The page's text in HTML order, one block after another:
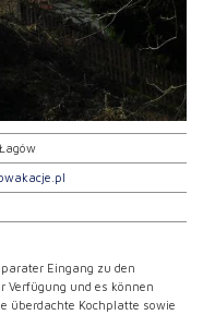
Eingang zu den
Verfügung und es können
überdachte Kochplatte sowie